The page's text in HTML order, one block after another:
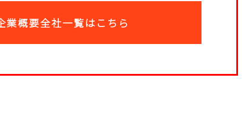
概要全社一覧はこちら